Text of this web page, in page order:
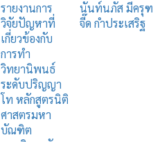
รายงานการ
วิจัยปัญหาที่
เกี่ยวข้องกับ
การทำ
วิทยานิพนธ์
ระดับปริญญา
โท หลักสูตรนิติ
ศาสตรมหา
บัณฑิต
นันท์นภัส มีครุฑ
จี๊ด กำประเสริฐ